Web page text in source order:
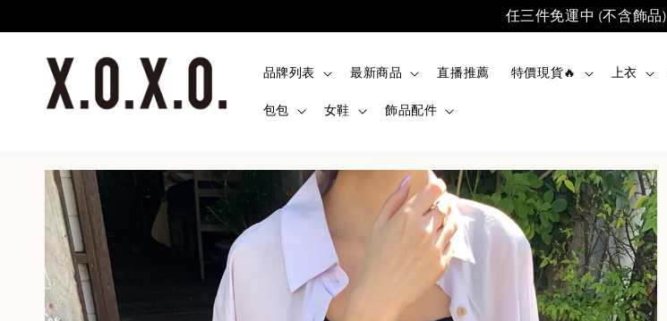
任三件免運中 (不含飾品)
品牌列表 最新商品 直播推薦 特價現貨🔥 上衣
包包 女鞋 飾品配件